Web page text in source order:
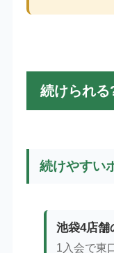
続けられる
続けやすい
池袋4店舗
1入会で東